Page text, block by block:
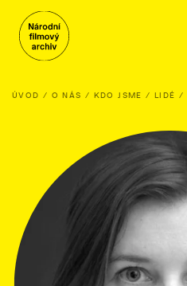
ÚVOD O NÁS KDO JSME LIDÉ